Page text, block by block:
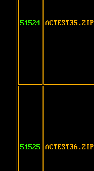
51524 ACTEST35.ZIP
51525 ACTEST36.ZIP